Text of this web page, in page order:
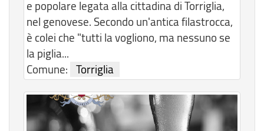
e popolare legata alla cittadina di Torriglia,
nel genovese. Secondo un'antica filastrocca,
è colei che "tutti la vogliono, ma nessuno se
la piglia...
Comune: Torriglia